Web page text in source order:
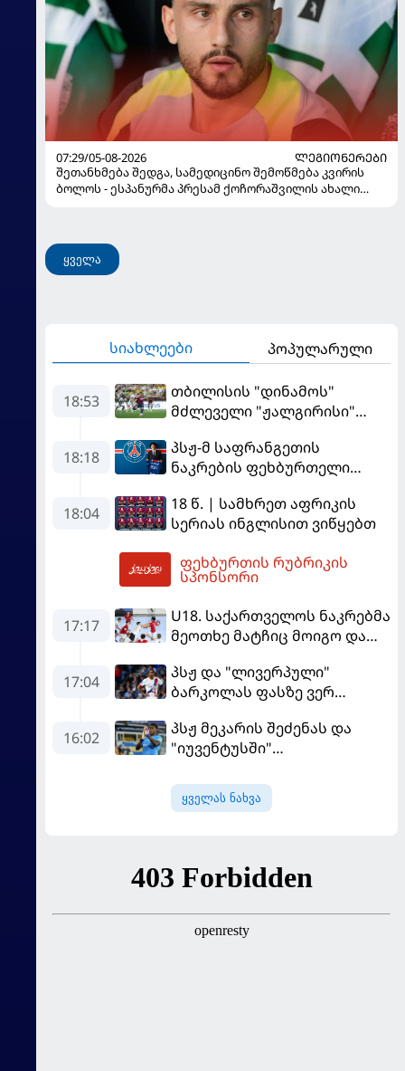
07:29/05-08-2026
ᲚᲔᲒᲘᲝᲜᲔᲠᲔᲑᲘ
შეთანხმება შედგა, სამედიცინო შემოწმება კვირის
ბოლოს - ესპანურმა პრესამ ქოჩორაშვილის ახალი
ყველა
სიახლეები პოპულარული
18:53
თბილისის "დინამოს"
მძლეველი "ჟალგირისი"
განადგურდა
18:18
პსჟ-მ საფრანგეთის
ნაკრების ფეხბურთელი
18:04
18 წ. | სამხრეთ აფრიკის
სერიას ინგლისით ვიწყებთ
ფეხბურთის რუბრიკის
სპონსორი
17:17
U18. საქართველოს ნაკრებმა
მეოთხე მატჩიც მოიგო და
გახდა
17:04
პსჟ და "ლივერპული"
ბარკოლას ფასზე ვერ
16:02
პსჟ მეკარის შეძენას და
"იუვენტუსში"
ყველას ნახვა